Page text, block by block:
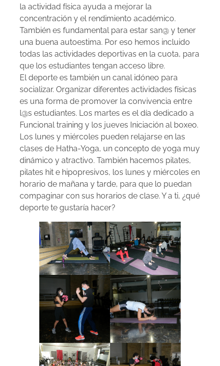
la actividad física ayuda a mejorar la
concentración y el rendimiento académico.
También es fundamental para estar san@ y tener
una buena autoestima. Por eso hemos incluido
todas las actividades deportivas en la cuota, para
que los estudiantes tengan acceso libre.
El deporte es también un canal idóneo para
socializar. Organizar diferentes actividades físicas
es una forma de promover la convivencia entre
l@s estudiantes. Los martes es el día dedicado a
Funcional training y los jueves Iniciación al boxeo.
Los lunes y miércoles pueden relajarse en las
clases de Hatha-Yoga, un concepto de yoga muy
dinámico y atractivo. También hacemos pilates,
pilates hit e hipopresivos, los lunes y miércoles en
horario de mañana y tarde, para que lo puedan
compaginar con sus horarios de clase. Y a ti, ¿qué
deporte te gustaría hacer?